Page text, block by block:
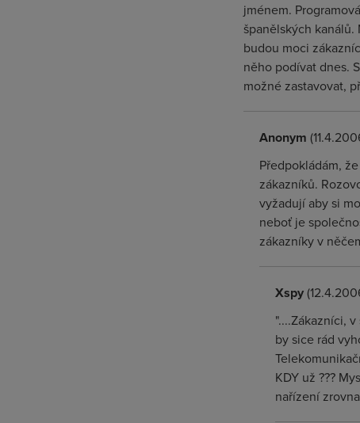
jménem.
španělských
budou moci
něho podívat dnes.
možné zastavovat,
Anonym
Předpokládám,
zákazníků.
vyžadují aby si
neboť je
zákazníky v
Xspy
"....Zákazníci,
by sice rád
KDY už ???
nařízení